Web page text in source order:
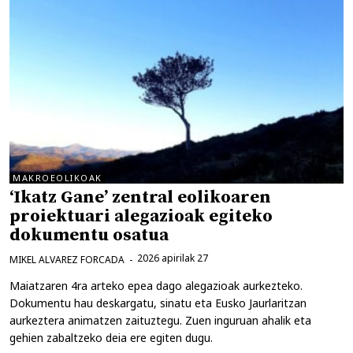
MAKROEOLIKOAK
‘Ikatz Gane’ zentral eolikoaren
proiektuari alegazioak egiteko
dokumentu osatua
2026 apirilak 27
MIKEL ALVAREZ FORCADA
Maiatzaren 4ra arteko epea dago alegazioak aurkezteko.
Dokumentu hau deskargatu, sinatu eta Eusko Jaurlaritzan
aurkeztera animatzen zaituztegu. Zuen inguruan ahalik eta
gehien zabaltzeko deia ere egiten dugu.